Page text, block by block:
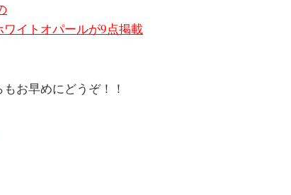
イトオパールが9点掲載
お早めにどうぞ！！